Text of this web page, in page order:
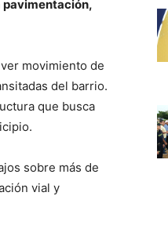
pavimentación,
movimiento de
del barrio.
que busca
sobre más de
vial y